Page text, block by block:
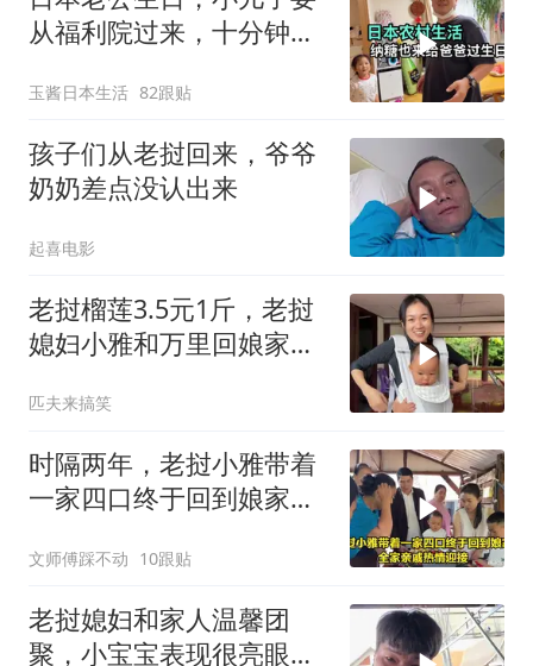
从福利院过来，十分钟的
玉酱日本生活 82跟贴
孩子们从老挝回来，爷爷
奶奶差点没认出来
起喜电影
老挝榴莲3.5元1斤，老挝
媳妇小雅和万里回娘家实
匹夫来搞笑
时隔两年，老挝小雅带着
一家四口终于回到娘家，
文师傅踩不动 10跟贴
老挝媳妇和家人温馨团
聚，小宝宝表现很亮眼，